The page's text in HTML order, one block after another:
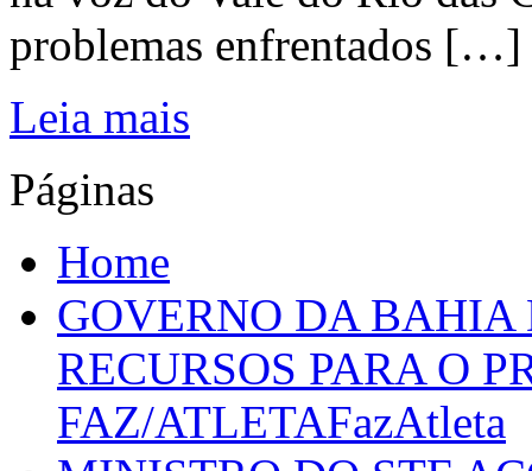
problemas enfrentados […]
Leia mais
Páginas
Home
GOVERNO DA
RECURSOS PARA O
FAZ/ATLETAFazAtleta